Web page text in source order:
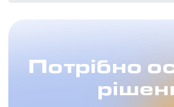
Потрібно